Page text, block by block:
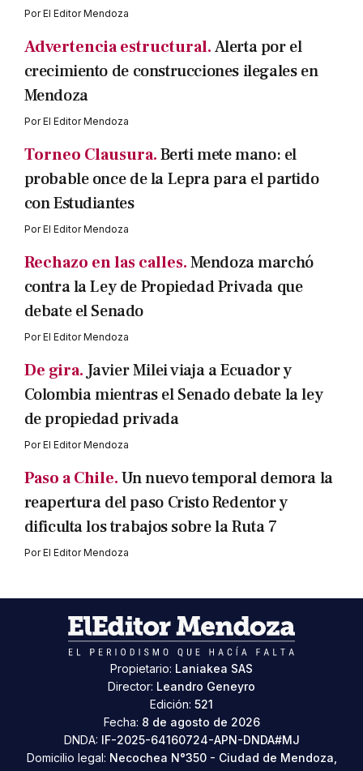
PorEl Editor Mendoza
Advertencia estructural.Alerta por el
crecimiento de construcciones ilegales en
Mendoza
PorEl Editor Mendoza
Torneo Clausura.Berti mete mano: el
probable once de la Lepra para el partido
con Estudiantes
PorEl Editor Mendoza
Rechazo en las calles.Mendoza marchó
contra la Ley de Propiedad Privada que
debate el Senado
PorEl Editor Mendoza
De gira. Javier Milei viaja a Ecuador y
Colombia mientras el Senado debate la ley
de propiedad privada
PorEl Editor Mendoza
Paso a Chile.Un nuevo temporal demora la
reapertura del paso Cristo Redentor y
dificulta los trabajos sobre la Ruta 7
PorEl Editor Mendoza
Propietario: Laniakea SAS
Director: Leandro Geneyro
Edición: 521
Fecha: 8 de agosto de 2026
DNDA: IF-2025-64160724-APN-DNDA#MJ
Domicilio legal: Necochea N°350 - Ciudad de Mendoza,